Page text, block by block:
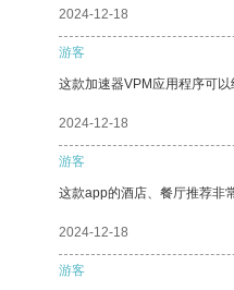
2024-12-18
游客
这款加速器VPM应用程序可
2024-12-18
游客
这款app的酒店、餐厅推荐非
2024-12-18
游客